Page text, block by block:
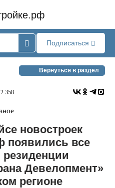
Подписаться
Вернуться в раздел
2 358
новостроек
появились все
Девелопмент»
регионе